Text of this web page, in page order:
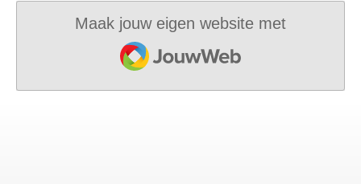
Maak jouw eigen website met
JouwWeb